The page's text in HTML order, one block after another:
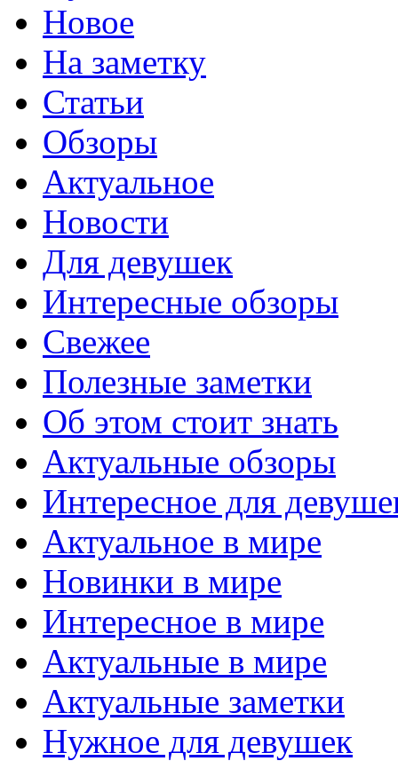
Новое
На заметку
Статьи
Обзоры
Актуальное
Новости
Для девушек
Интересные обзоры
Свежее
Полезные заметки
Об этом стоит знать
Актуальные обзоры
Интересное для
Актуальное в мире
Новинки в мире
Интересное в мире
Актуальные в мире
Актуальные заметки
Нужное для девушек